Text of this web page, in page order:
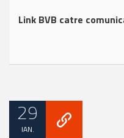
Link BVB catre
29
IAN.